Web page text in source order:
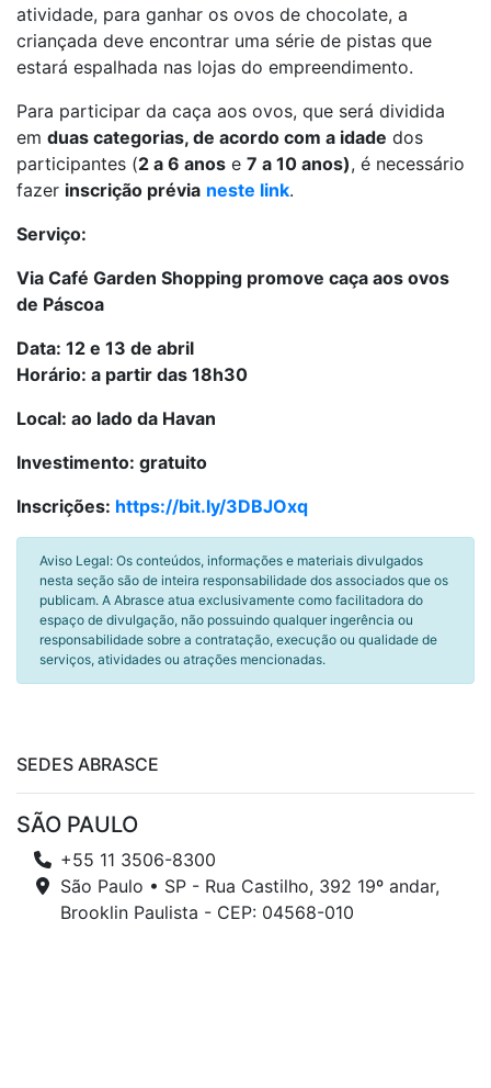
atividade, para ganhar os ovos de chocolate, a
criançada deve encontrar uma série de pistas que
estará espalhada nas lojas do empreendimento.
Para participar da caça aos ovos, que será dividida
em duas categorias, de acordo com a idade dos
participantes (2 a 6 anos e 7 a 10 anos), é necessário
fazer inscrição prévia neste link.
Serviço:
Via Café Garden Shopping promove caça aos ovos
de Páscoa
Data: 12 e 13 de abril
Horário: a partir das 18h30
Local: ao lado da Havan
Investimento: gratuito
Inscrições: https://bit.ly/3DBJOxq
Aviso Legal: Os conteúdos, informações e materiais divulgados
nesta seção são de inteira responsabilidade dos associados que os
publicam. A Abrasce atua exclusivamente como facilitadora do
espaço de divulgação, não possuindo qualquer ingerência ou
responsabilidade sobre a contratação, execução ou qualidade de
serviços, atividades ou atrações mencionadas.
SEDES ABRASCE
SÃO PAULO
+55 11 3506-8300
São Paulo • SP - Rua Castilho, 392 19º andar,
Brooklin Paulista - CEP: 04568-010